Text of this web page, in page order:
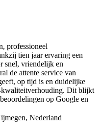
professioneel
tien jaar ervaring een
snel, vriendelijk en
de attente service van
op tijd is en duidelijke
Dit blijkt
op Google en
Nederland